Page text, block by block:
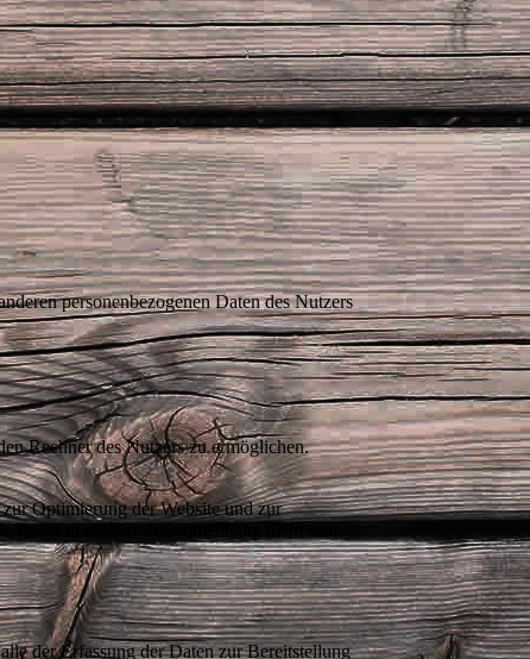
personenbezogenen Daten des Nutzers
Rechner des Nutzers zu ermöglichen.
Optimierung der Website und zur
findet in diesem Zusammenhang nicht statt.
der Erfassung der Daten zur Bereitstellung